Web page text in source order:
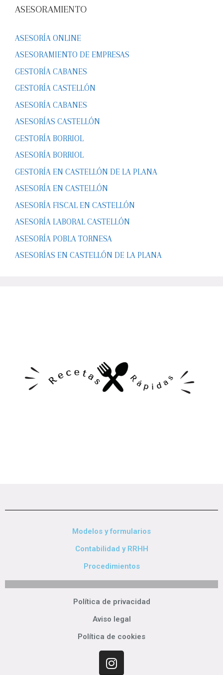
ASESORAMIENTO
ASESORÍA ONLINE
ASESORAMIENTO DE EMPRESAS
GESTORÍA CABANES
GESTORÍA CASTELLÓN
ASESORÍA CABANES
ASESORÍAS CASTELLÓN
GESTORÍA BORRIOL
ASESORÍA BORRIOL
GESTORÍA EN CASTELLÓN DE LA PLANA
ASESORÍA EN CASTELLÓN
ASESORÍA FISCAL EN CASTELLÓN
ASESORÍA LABORAL CASTELLÓN
ASESORÍA POBLA TORNESA
ASESORÍAS EN CASTELLÓN DE LA PLANA
Modelos y formularios
Contabilidad y RRHH
Procedimientos
Política de privacidad
Aviso legal
Política de cookies